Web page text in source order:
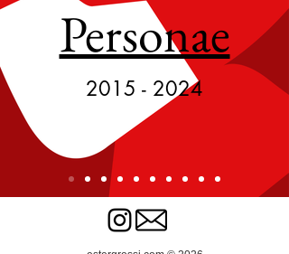
Personae
2015 - 2024